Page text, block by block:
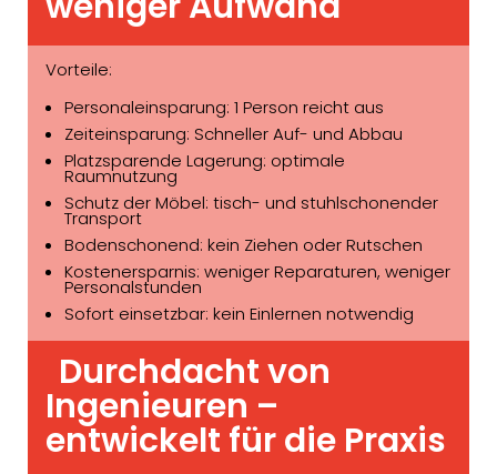
Vorteile:
Personaleinsparung: 1 Person reicht aus
Zeiteinsparung: Schneller Auf- und Abbau
Platzsparende Lagerung: optimale
Raumnutzung
Schutz der Möbel: tisch- und stuhlschonender
Transport
Bodenschonend: kein Ziehen oder Rutschen
Kostenersparnis: weniger Reparaturen, weniger
Personalstunden
Sofort einsetzbar: kein Einlernen notwendig
Durchdacht von
Ingenieuren –
entwickelt für die Praxis